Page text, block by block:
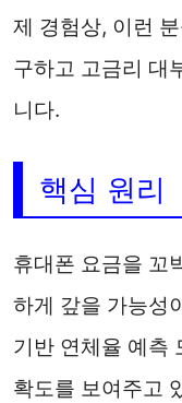
제 경험상, 이런
구하고 고금리 대
니다.
핵심 원리
휴대폰 요금을 꼬
하게 갚을 가능성
기반 연체율 예측
확도를 보여주고